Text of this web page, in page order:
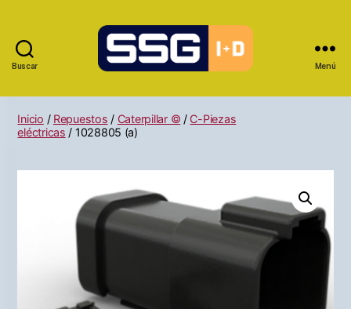
Buscar Menú
Inicio / Repuestos / Caterpillar © / C-Piezas
eléctricas / 1028805 (a)